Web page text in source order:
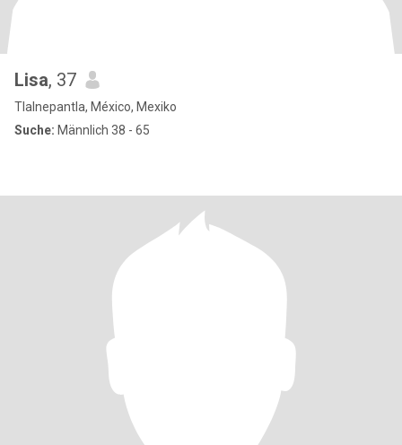
Lisa, 37
Tlalnepantla, México, Mexiko
Suche: Männlich 38 - 65